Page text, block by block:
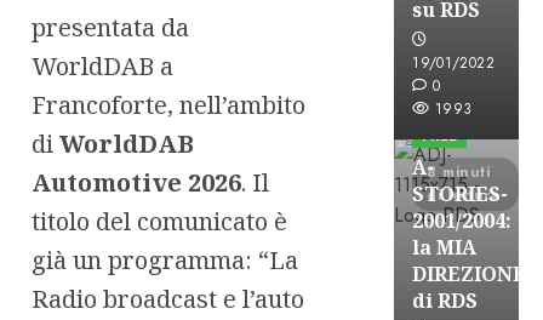
presentata da
WorldDAB a
Francoforte, nell’ambito
diWorldDAB
Automotive 2026. Il
titolo del comunicato è
già un programma: “La
Radio broadcast e l’auto
su RDS
19/01/2022
0
1993
8 minuti
di lettura
A-Stories
Formazione
FREE
A-
STORIES-
2001/2004:
la MIA
DIREZIONE
di RDS
A-Stories